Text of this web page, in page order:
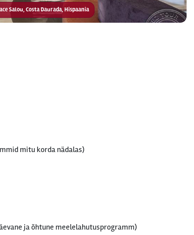
Salou, Costa Daurada, Hispaania
mitu korda nädalas)
ja õhtune meelelahutusprogramm)